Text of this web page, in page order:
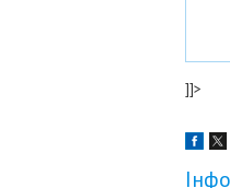
]]>